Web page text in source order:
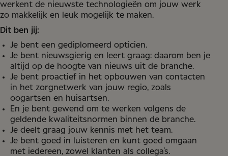
werkent de nieuwste technologieën om jouw werk
zo makkelijk en leuk mogelijk te maken.
Dit ben jij:
Je bent een gediplomeerd opticien.
Je bent nieuwsgierig en leert graag: daarom ben je
altijd op de hoogte van nieuws uit de branche.
Je bent proactief in het opbouwen van contacten
in het zorgnetwerk van jouw regio, zoals
oogartsen en huisartsen.
En je bent gewend om te werken volgens de
geldende kwaliteitsnormen binnen de branche.
Je deelt graag jouw kennis met het team.
Je bent goed in luisteren en kunt goed omgaan
met iedereen, zowel klanten als collega’s.